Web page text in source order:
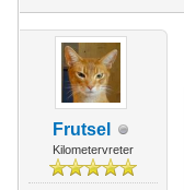
Frutsel
Kilometervreter